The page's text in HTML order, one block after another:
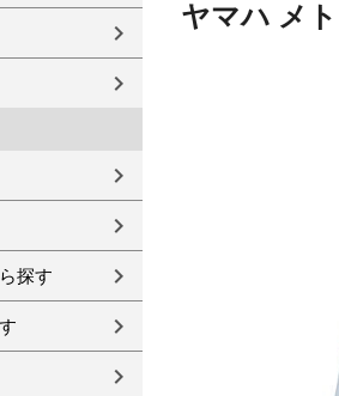
探す
ヤマハ メ